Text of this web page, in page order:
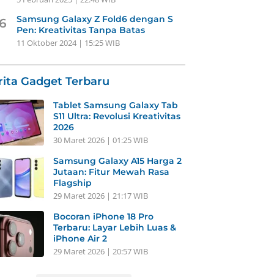
Samsung Galaxy Z Fold6 dengan S
Pen: Kreativitas Tanpa Batas
11 Oktober 2024 | 15:25 WIB
Gadget Terbaru
Tablet Samsung Galaxy Tab
S11 Ultra: Revolusi Kreativitas
2026
30 Maret 2026 | 01:25 WIB
Samsung Galaxy A15 Harga 2
Jutaan: Fitur Mewah Rasa
Flagship
29 Maret 2026 | 21:17 WIB
Bocoran iPhone 18 Pro
Terbaru: Layar Lebih Luas &
iPhone Air 2
29 Maret 2026 | 20:57 WIB